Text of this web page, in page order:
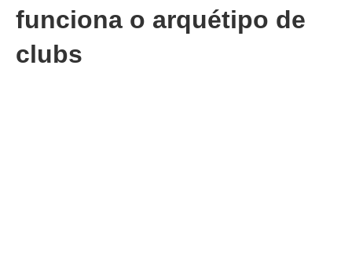
funciona o arquétipo de
clubs